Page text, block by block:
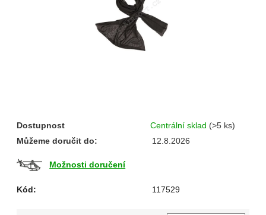
Dostupnost Centrální sklad (>5 ks)
Můžeme doručit do:
12.8.2026
Možnosti doručení
Kód: 117529